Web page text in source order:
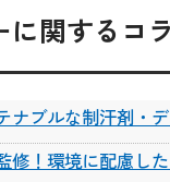
に関するコ
ナブルな制汗剤・
修！環境に配慮し